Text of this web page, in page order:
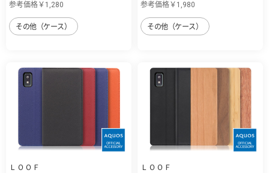
参考価格￥1,280
その他（ケース）
参考価格￥1,980
その他（ケース）
ＬＯＯＦ
ＬＯＯＦ